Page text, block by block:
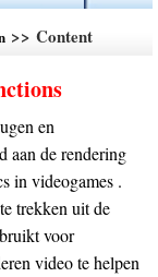
>> Content
en
aan de rendering
in videogames .
trekken uit de
voor
video te helpen